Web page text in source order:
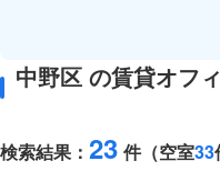
中野区 の賃貸オフ
検索結果： 23 件（空室33